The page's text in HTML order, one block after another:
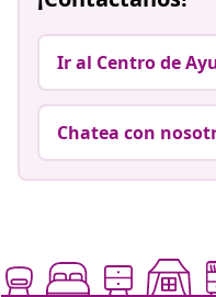
Ir al Centro de
Chatea con